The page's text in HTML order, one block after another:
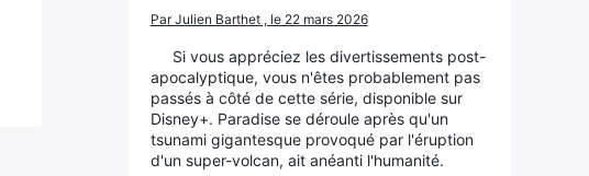
Par Julien Barthet , le 22 mars 2026
Si vous appréciez les divertissements post-
apocalyptique, vous n'êtes probablement pas
passés à côté de cette série, disponible sur
Disney+. Paradise se déroule après qu'un
tsunami gigantesque provoqué par l'éruption
d'un super-volcan, ait anéanti l'humanité.